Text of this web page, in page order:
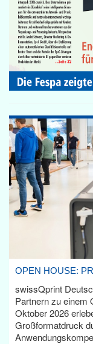
OPEN HOUSE:
swissQprint
Partnern zu einem
Oktober 2026
Großformatdruck